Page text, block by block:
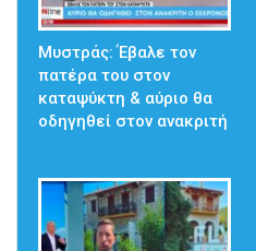
Μυστράς: Έβαλε τον
πατέρα του στον
καταψύκτη & αύριο θα
οδηγηθεί στον ανακριτή